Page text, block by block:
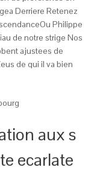
Derriere Retenez
Philippe
de notre strige Nos
ajustees de
de qui il va bien
aux s
ecarlate